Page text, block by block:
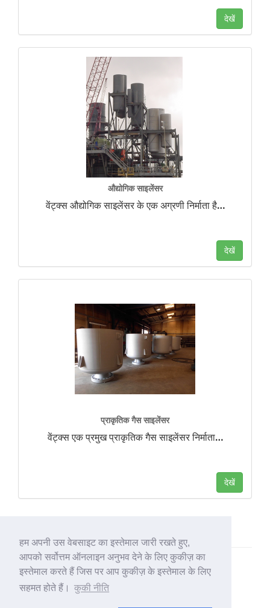
हम अपनी उस वेबसाइट का इस्तेमाल जारी रखते हुए,
आपको सर्वोत्तम ऑनलाइन अनुभव देने के लिए कुकीज़ का
इस्तेमाल करते हैं जिस पर आप कुकीज़ के इस्तेमाल के लिए
सहमत होते हैं।
कुकी नीति
देखें
औद्योगिक साइलेंसर
वेंट्क्स औद्योगिक साइलेंसर के एक अग्रणी निर्माता है…
देखें
प्राकृतिक गैस साइलेंसर
वेंट्क्स एक प्रमुख प्राकृतिक गैस साइलेंसर निर्माता…
देखें